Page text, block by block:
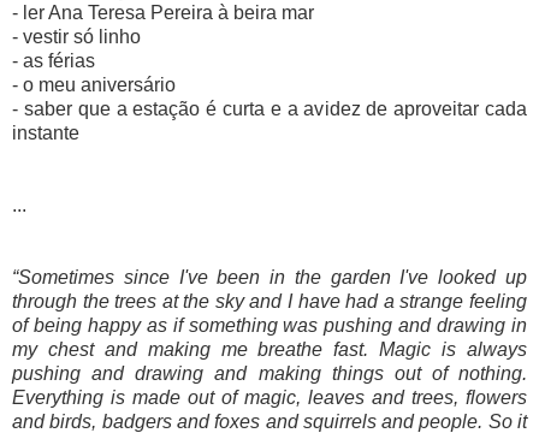
- ler Ana Teresa Pereira à beira mar
- vestir só linho
- as férias
- o meu aniversário
- saber que a estação é curta e a avidez de aproveitar cada
instante
...
“Sometimes since I've been in the garden I've looked up
through the trees at the sky and I have had a strange feeling
of being happy as if something was pushing and drawing in
my chest and making me breathe fast. Magic is always
pushing and drawing and making things out of nothing.
Everything is made out of magic, leaves and trees, flowers
and birds, badgers and foxes and squirrels and people. So it